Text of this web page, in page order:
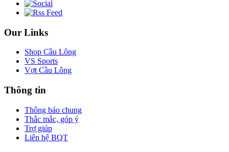
Our Links
Shop Cầu Lông
VS Sports
Vợt Cầu Lông
Thông tin
Thông báo chung
Thắc mắc, góp ý
Trợ giúp
Liên hệ BQT